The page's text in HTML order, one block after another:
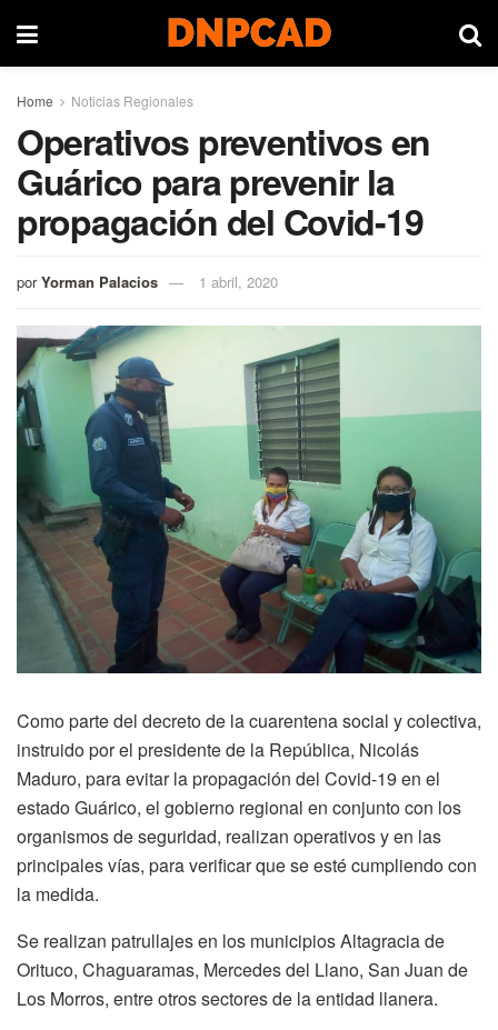
Home Noticias Regionales
Operativos preventivos en
Guárico para prevenir la
propagación del Covid-19
por Yorman Palacios 1 abril, 2020
Como parte del decreto de la cuarentena social y colectiva,
instruido por el presidente de la República, Nicolás
Maduro, para evitar la propagación del Covid-19 en el
estado Guárico, el gobierno regional en conjunto con los
organismos de seguridad, realizan operativos y en las
principales vías, para verificar que se esté cumpliendo con
la medida.
Se realizan patrullajes en los municipios Altagracia de
Orituco, Chaguaramas, Mercedes del Llano, San Juan de
Los Morros, entre otros sectores de la entidad llanera.